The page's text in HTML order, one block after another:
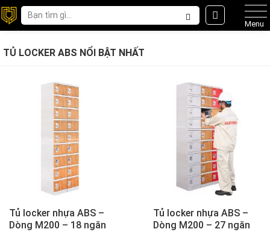
Menu
TỦ LOCKER ABS NỔI BẬT NHẤT
Tủ locker nhựa ABS –
Dòng M200 – 18 ngăn
Tủ locker nhựa ABS –
Dòng M200 – 27 ngăn